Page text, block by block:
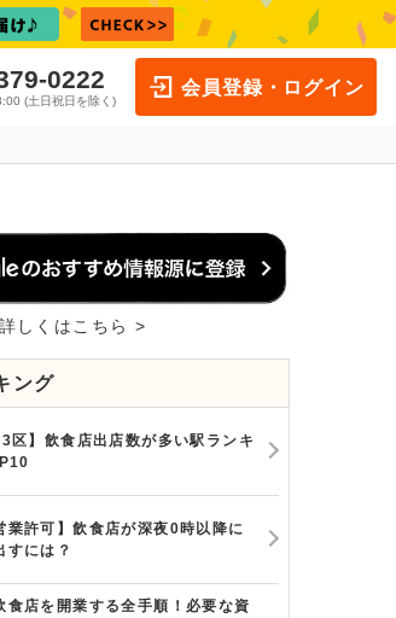
0222
(土日祝日を除く)
会員登録・ログイン
詳しくはこちら >
ング
区】飲食店出店数が多い駅ランキ
業許可】飲食店が深夜0時以降に
すには？
食店を開業する全手順！必要な資